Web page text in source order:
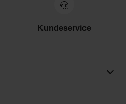
Kundeservice